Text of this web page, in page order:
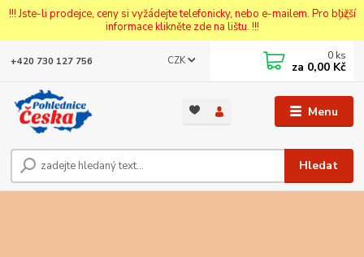
!!! Jste-li prodejce, ceny si vyžádejte telefonicky, nebo e-mailem. Pro bližší
informace klikněte zde na lištu. !!!
Menu
CZK
Hledat
+420 730 127 756 0 ks
za 0,00 Kč